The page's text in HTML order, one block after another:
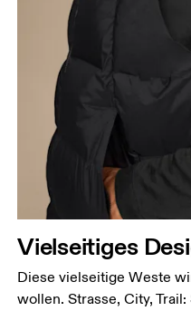
Vielseitiges
Diese vielseitige Weste
wollen. Strasse, City,